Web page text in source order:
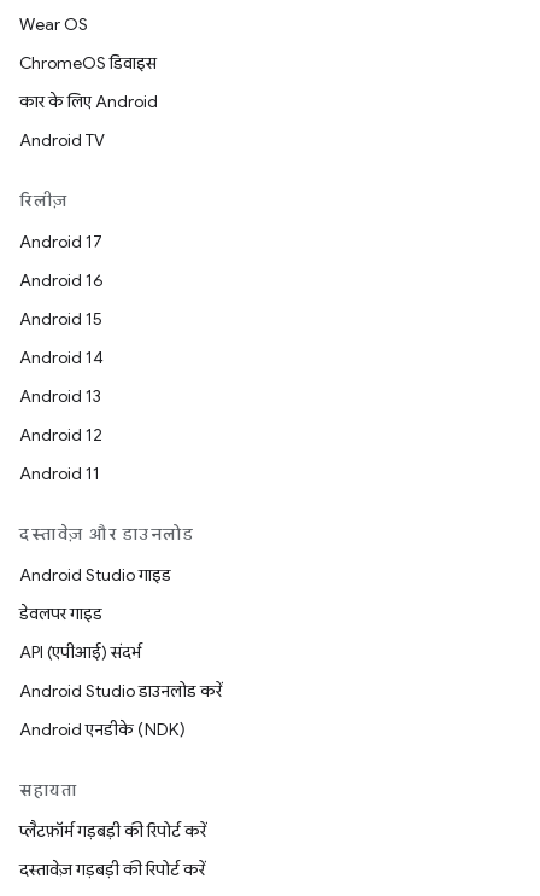
Wear OS
ChromeOS डिवाइस
कार के लिए Android
Android TV
रिलीज़
Android 17
Android 16
Android 15
Android 14
Android 13
Android 12
Android 11
दस्तावेज़ और डाउनलोड
Android Studio गाइड
डेवलपर गाइड
API (एपीआई) संदर्भ
Android Studio डाउनलोड करें
Android एनडीके (NDK)
सहायता
प्लैटफ़ॉर्म गड़बड़ी की रिपोर्ट करें
दस्तावेज़ गड़बड़ी की रिपोर्ट करें